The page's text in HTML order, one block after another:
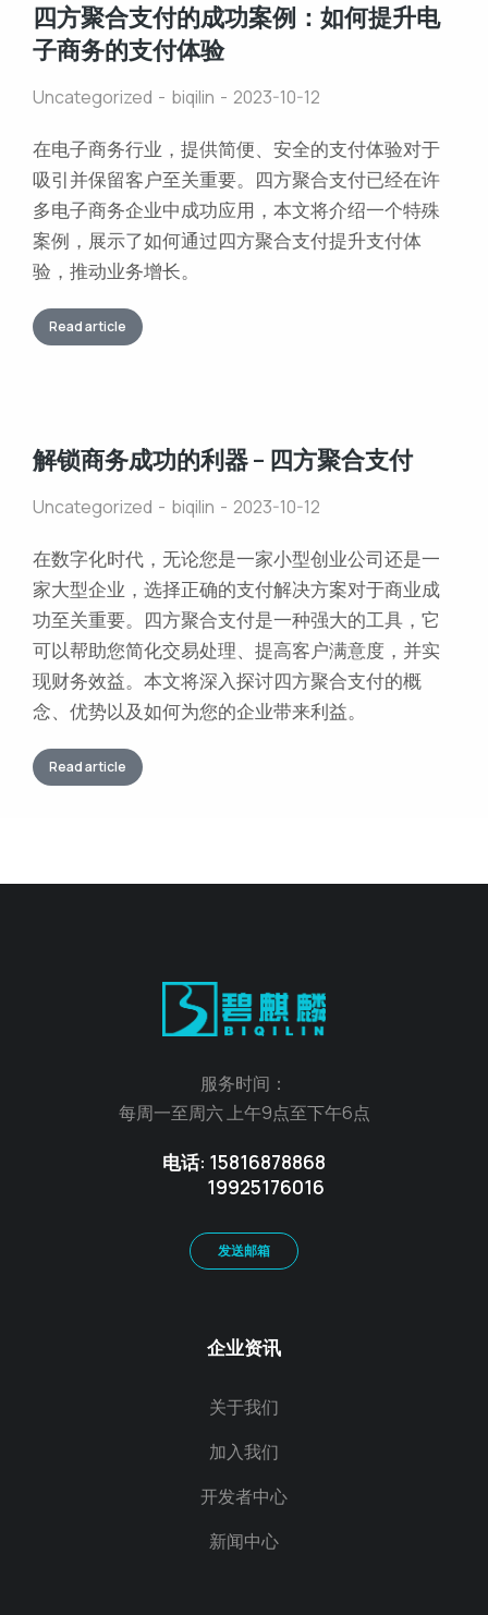
四方聚合支付的成功案例：如何提升电
子商务的支付体验
Uncategorized biqilin 2023-10-12
在电子商务行业，提供简便、安全的支付体验对于
吸引并保留客户至关重要。四方聚合支付已经在许
多电子商务企业中成功应用，本文将介绍一个特殊
案例，展示了如何通过四方聚合支付提升支付体
验，推动业务增长。
Read article
解锁商务成功的利器 – 四方聚合支付
Uncategorized biqilin 2023-10-12
在数字化时代，无论您是一家小型创业公司还是一
家大型企业，选择正确的支付解决方案对于商业成
功至关重要。四方聚合支付是一种强大的工具，它
可以帮助您简化交易处理、提高客户满意度，并实
现财务效益。本文将深入探讨四方聚合支付的概
念、优势以及如何为您的企业带来利益。
Read article
服务时间：
每周一至周六 上午9点至下午6点
电话: 15816878868
19925176016
发送邮箱
企业资讯
关于我们
加入我们
开发者中心
新闻中心